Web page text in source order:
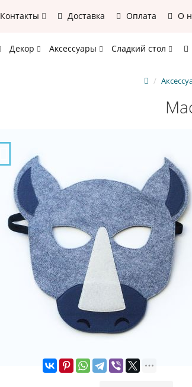
Контакты Доставка Оплата О
Декор Аксессуары Сладкий стол